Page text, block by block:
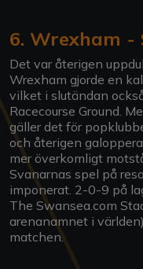
6. Wrexham -
Det var återigen
Wrexham gjorde en
vilket i slutändan
Racecourse Ground.
gäller det för
och återigen
mer överkomligt
Svanarnas spel på
imponerat. 2-0-9 på
The Swansea.com
arenanamnet i
matchen.